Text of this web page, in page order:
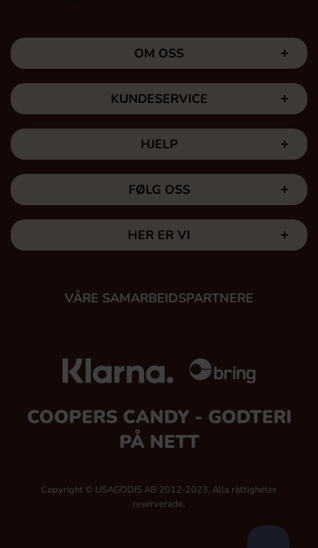
OM OSS
KUNDESERVICE
HJELP
FØLG OSS
HER ER VI
VÅRE SAMARBEIDSPARTNERE
COOPERS CANDY - GODTERI
PÅ NETT
Copyright © USAGODIS AB 2012-2023, Alla rättigheter
reserverade.